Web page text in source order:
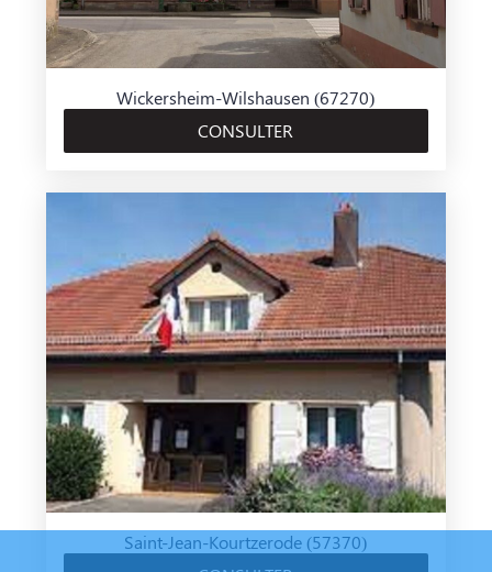
Wickersheim-Wilshausen (67270)
CONSULTER
Saint-Jean-Kourtzerode (57370)